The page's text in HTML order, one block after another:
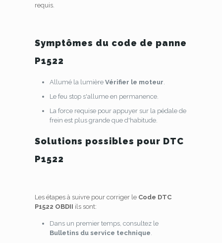
requis.
Symptômes du code de panne
P1522
Allumé la lumière Vérifier le moteur.
Le feu stop s'allume en permanence.
La force requise pour appuyer sur la pédale de
frein est plus grande que d'habitude.
Solutions possibles pour DTC
P1522
Les étapes à suivre pour corriger le Code DTC
P1522 OBDII ils sont:
Dans un premier temps, consultez le
Bulletins du service technique.